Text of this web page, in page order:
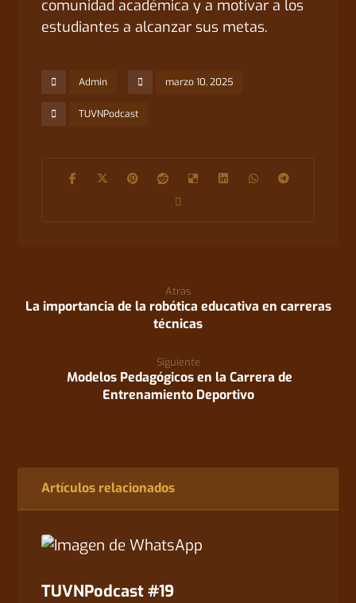
comunidad académica y a motivar a los
estudiantes a alcanzar sus metas.
Admin marzo 10, 2025
TUVNPodcast
Atrás
La importancia de la robótica educativa en carreras
técnicas
Siguiente
Modelos Pedagógicos en la Carrera de
Entrenamiento Deportivo
Artículos relacionados
TUVNPodcast #19